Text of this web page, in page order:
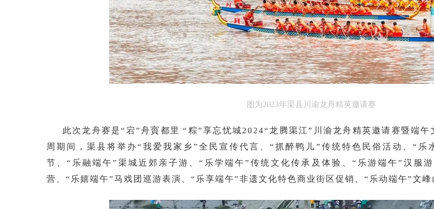
图为2023年渠县川渝龙舟精英邀请赛
此次龙舟赛是“宕”舟賨都里 “粽”享忘忧城2024“龙腾渠江”川渝龙舟精英邀请赛暨端
周期间，渠县将举办“我爱我家乡”全民宣传代言、“抓醉鸭儿”传统特色民俗活动、“乐
节、“乐融端午”渠城近郊亲子游、“乐学端午”传统文化传承及体验、“乐游端午”汉服
营、“乐嬉端午”马戏团巡游表演、“乐享端午”非遗文化特色商业街区促销、“乐动端午”文峰